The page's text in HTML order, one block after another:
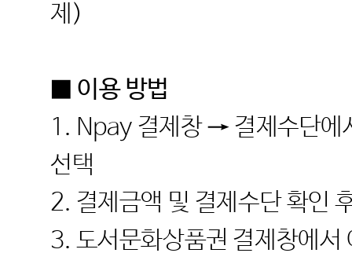
제)
■ 이용 방법
1. Npay 결제창 → 결제수단
선택
2. 결제금액 및 결제수단 확인
3. 도서문화상품권 결제창에서